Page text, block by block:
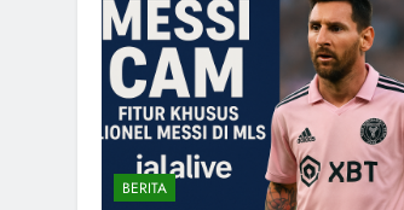
BERITA